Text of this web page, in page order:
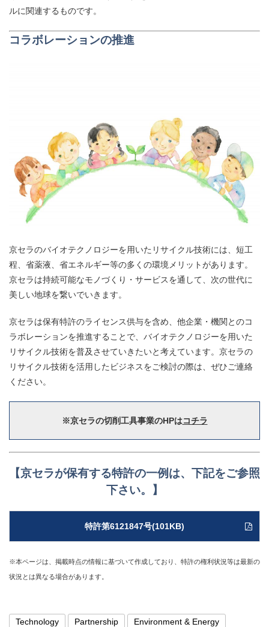
ルに関連するものです。
コラボレーションの推進
京セラのバイオテクノロジーを用いたリサイクル技術には、 短工
程、省薬液、省エネルギー等の多くの環境メリットがあります。
京セラは持続可能なモノづくり・サービスを通して、次の世代に
美しい地球を繋いでいきます。
京セラは保有特許のライセンス供与を含め、他企業・機関とのコ
ラボレーションを推進することで、 バイオテクノロジーを用いた
リサイクル技術を普及させていきたいと考えています。京セラの
リサイクル技術を活用したビジネスをご検討の際は、ぜひご連絡
ください。
※京セラの切削工具事業のHPはコチラ
【京セラが保有する特許の一例は、下記をご参照
下さい。】
特許第6121847号(101KB)
※本ページは、掲載時点の情報に基づいて作成しており、特許の権利状況等は最新の
状況とは異なる場合があります。
Technology Partnership Environment & Energy